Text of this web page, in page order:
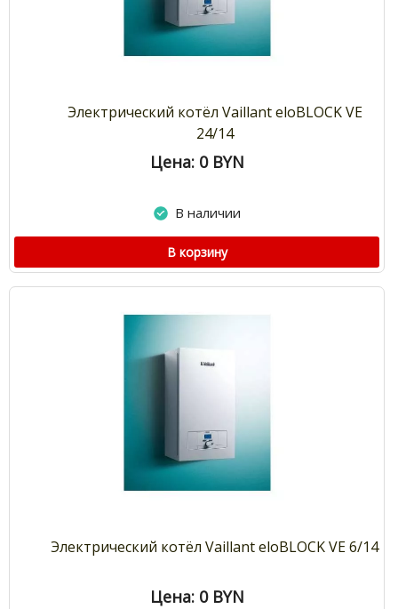
Электрический котёл Vaillant eloBLOCK VE
24/14
Цена: 0 BYN
В наличии
В корзину
Электрический котёл Vaillant eloBLOCK VE 6/14
Цена: 0 BYN